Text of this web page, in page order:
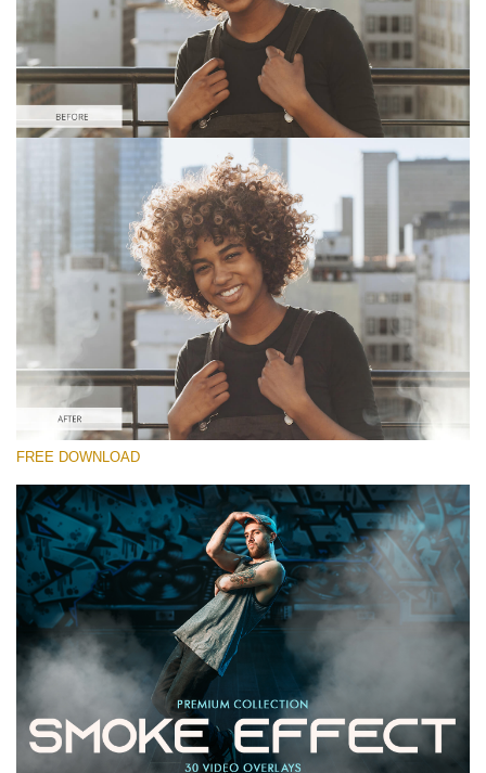
Please select
Free Video Overlay #5
Smoke Effect
Free download
FREE DOWNLOAD